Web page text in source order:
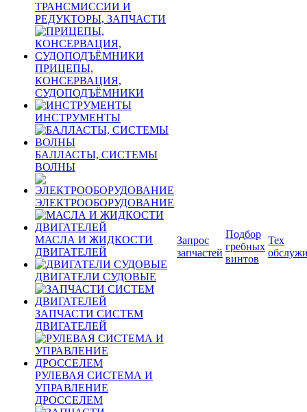
ТРАНСМИССИИ И
РЕДУКТОРЫ, ЗАПЧАСТИ
ПРИЦЕПЫ,
КОНСЕРВАЦИЯ,
СУДОПОДЪЁМНИКИ
ИНСТРУМЕНТЫ
БАЛЛАСТЫ, СИСТЕМЫ
ВОЛНЫ
ЭЛЕКТРООБОРУДОВАНИЕ
МАСЛА И ЖИДКОСТИ
ДВИГАТЕЛЕЙ
ДВИГАТЕЛИ СУДОВЫЕ
ЗАПЧАСТИ СИСТЕМ
ДВИГАТЕЛЕЙ
РУЛЕВАЯ СИСТЕМА И
УПРАВЛЕНИЕ
ДРОССЕЛЕМ
Запрос
запчастей
Подбор
гребных
винтов
Тех